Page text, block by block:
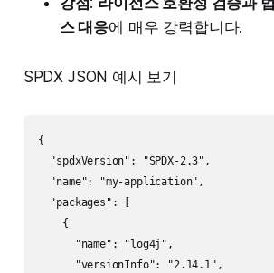
스 대응에 매우 강력합니다.
SPDX JSON 예시 보기
{
  "spdxVersion": "SPDX-2.3",
  "name": "my-application",
  "packages": [
    {
      "name": "log4j",
      "versionInfo": "2.14.1",